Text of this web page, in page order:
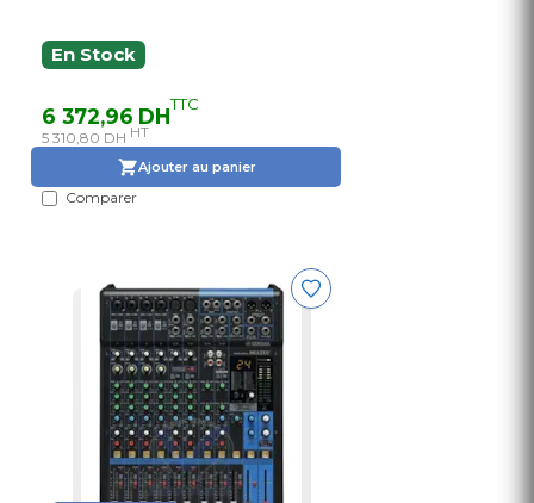
En Stock
6 372,96 DHTTC
5 310,80 DH HT
Ajouter au panier
Comparer